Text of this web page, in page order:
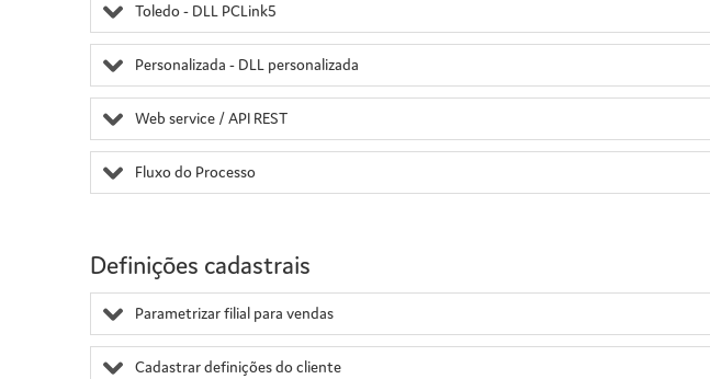
Toledo - DLL PCLink5
Personalizada - DLL personalizada
Web service / API REST
Fluxo do Processo
Definições cadastrais
Parametrizar filial para vendas
Cadastrar definições do cliente